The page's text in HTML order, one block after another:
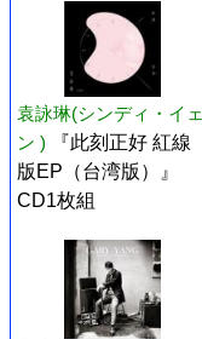
袁詠琳(シンディ・イェ
ン )
『此刻正好 紅線
版EP（台湾版）』
CD1枚組